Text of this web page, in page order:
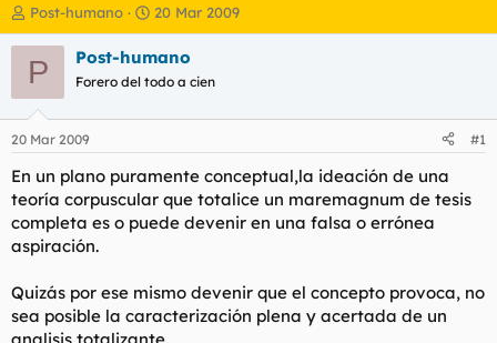
I
n
i
c
a
d
o
r
e
l
t
m
a
Post-humano
F
e
c
a
i
n
c
i
20 Mar 2009
P Post-humano
Forero del todo a cien
20 Mar 2009 #1
En un plano puramente conceptual,la ideación de una
teoría corpuscular que totalice un maremagnum de tesis
completa es o puede devenir en una falsa o errónea
aspiración.
Quizás por ese mismo devenir que el concepto provoca, no
sea posible la caracterización plena y acertada de un
analisis totalizante.